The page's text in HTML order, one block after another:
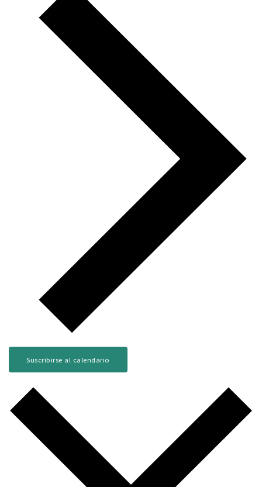
Suscribirse al calendario